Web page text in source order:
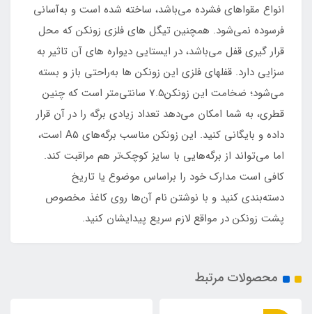
انواع مقواهای فشرده می‌باشد، ساخته شده است و به‌آسانی
فرسوده نمی‌شود. همچنین تیگل های فلزی زونکن که محل
قرار گیری قفل می‌باشد، در ایستایی دیواره های آن تاثیر به
سزایی دارد. قفلهای فلزی این زونکن ها به‌راحتی باز و بسته
می‌شود؛ ضخامت این زونکن7.5 سانتی‌متر است که چنین
قطری، به شما امکان می‌دهد تعداد زیادی برگه را در آن قرار
داده و بایگانی کنید. این زونکن مناسب برگه‌های A5 است،
اما می‌تواند از برگه‌هایی با سایز کوچک‌تر هم مراقبت کند.
کافی است مدارک خود را براساس موضوع یا تاریخ
دسته‌بندی کنید و با نوشتن نام آن‌ها روی کاغذ مخصوص
پشت زونکن در مواقع لازم سریع پیدایشان کنید.
محصولات مرتبط